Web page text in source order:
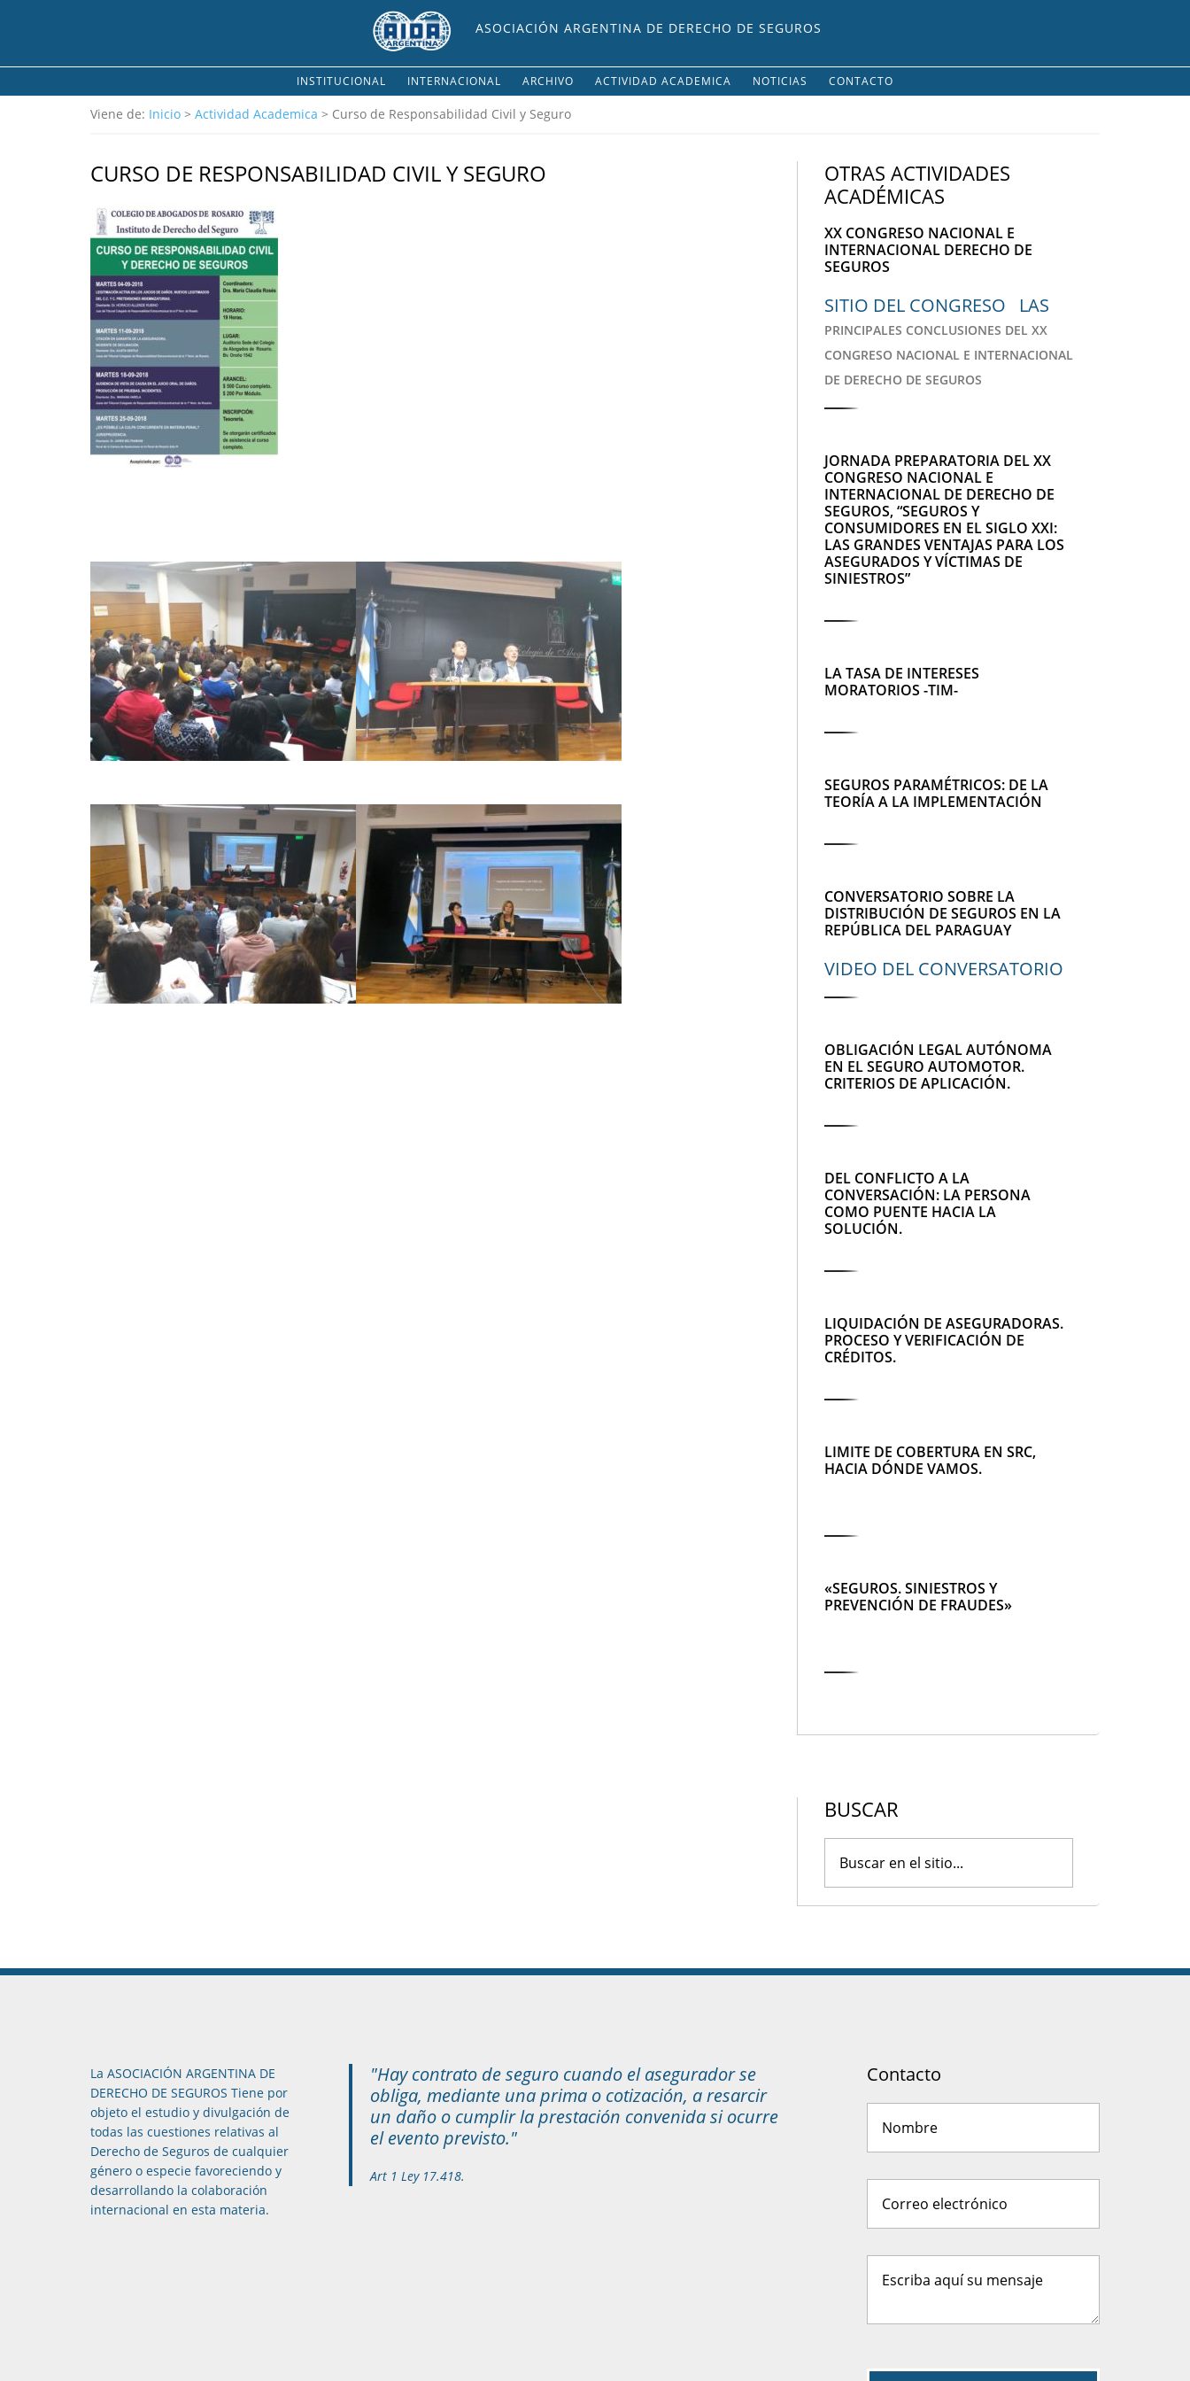
ASOCIACIÓN ARGENTINA DE DERECHO DE SEGUROS
INSTITUCIONAL INTERNACIONAL ARCHIVO ACTIVIDAD ACADEMICA NOTICIAS CONTACTO
Viene de: Inicio > Actividad Academica > Curso de Responsabilidad Civil y Seguro
CURSO DE RESPONSABILIDAD CIVIL Y SEGURO
OTRAS ACTIVIDADES
ACADÉMICAS
XX CONGRESO NACIONAL E
INTERNACIONAL DERECHO DE
SEGUROS
SITIO DEL CONGRESO LAS
PRINCIPALES CONCLUSIONES DEL XX
CONGRESO NACIONAL E INTERNACIONAL
DE DERECHO DE SEGUROS
JORNADA PREPARATORIA DEL XX
CONGRESO NACIONAL E
INTERNACIONAL DE DERECHO DE
SEGUROS, “SEGUROS Y
CONSUMIDORES EN EL SIGLO XXI:
LAS GRANDES VENTAJAS PARA LOS
ASEGURADOS Y VÍCTIMAS DE
SINIESTROS”
LA TASA DE INTERESES
MORATORIOS -TIM-
SEGUROS PARAMÉTRICOS: DE LA
TEORÍA A LA IMPLEMENTACIÓN
CONVERSATORIO SOBRE LA
DISTRIBUCIÓN DE SEGUROS EN LA
REPÚBLICA DEL PARAGUAY
VIDEO DEL CONVERSATORIO
OBLIGACIÓN LEGAL AUTÓNOMA
EN EL SEGURO AUTOMOTOR.
CRITERIOS DE APLICACIÓN.
DEL CONFLICTO A LA
CONVERSACIÓN: LA PERSONA
COMO PUENTE HACIA LA
SOLUCIÓN.
LIQUIDACIÓN DE ASEGURADORAS.
PROCESO Y VERIFICACIÓN DE
CRÉDITOS.
LIMITE DE COBERTURA EN SRC,
HACIA DÓNDE VAMOS.
«SEGUROS. SINIESTROS Y
PREVENCIÓN DE FRAUDES»
BUSCAR
La ASOCIACIÓN ARGENTINA DE
DERECHO DE SEGUROS Tiene por
objeto el estudio y divulgación de
todas las cuestiones relativas al
Derecho de Seguros de cualquier
género o especie favoreciendo y
desarrollando la colaboración
internacional en esta materia.
"Hay contrato de seguro cuando el asegurador se
obliga, mediante una prima o cotización, a resarcir
un daño o cumplir la prestación convenida si ocurre
el evento previsto."
Art 1 Ley 17.418.
Contacto